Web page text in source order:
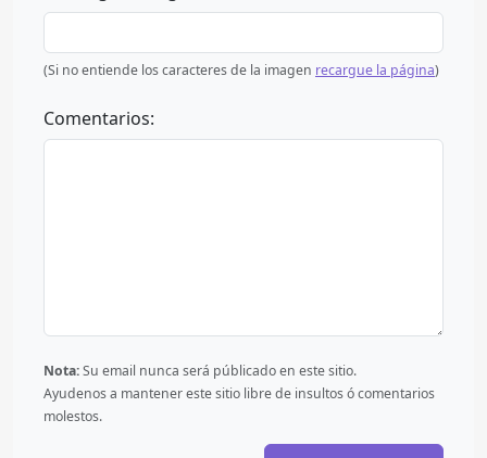
(Si no entiende los caracteres de la imagen recargue la página)
Comentarios:
Nota:Su email nunca será públicado en este sitio.
Ayudenos a mantener este sitio libre de insultos ó comentarios
molestos.